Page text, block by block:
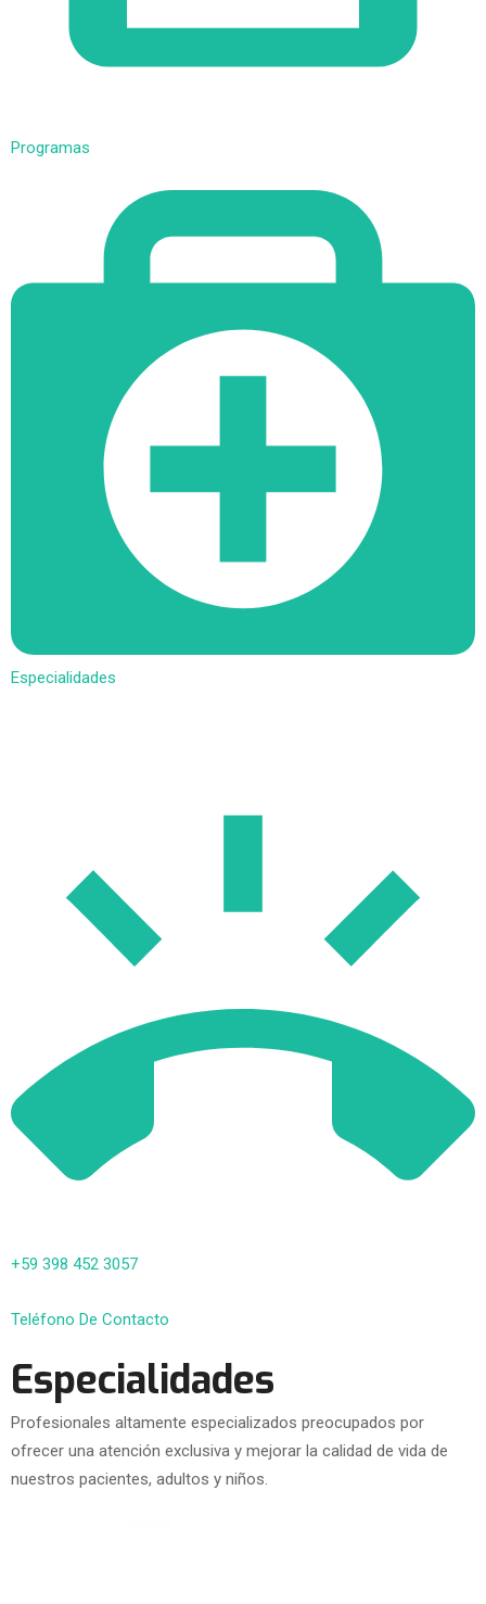
Programas
Especialidades
+59 398 452 3057
Teléfono De Contacto
Especialidades
Profesionales altamente especializados preocupados por
ofrecer una atención exclusiva y mejorar la calidad de vida de
nuestros pacientes, adultos y niños.